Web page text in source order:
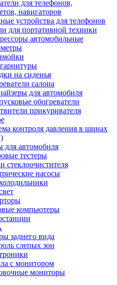
для телефонов,
навигаторов
устройства для телефонов
для портативной техники
автомобильные
на сиденья
салона
для автомобиля
обогреватели
прикуривателя
контроля давления в шинах
для автомобиля
тестеры
стеклоочистителя
насосы
компьютеры
заднего вида
слепых зон
с монитором
мониторы